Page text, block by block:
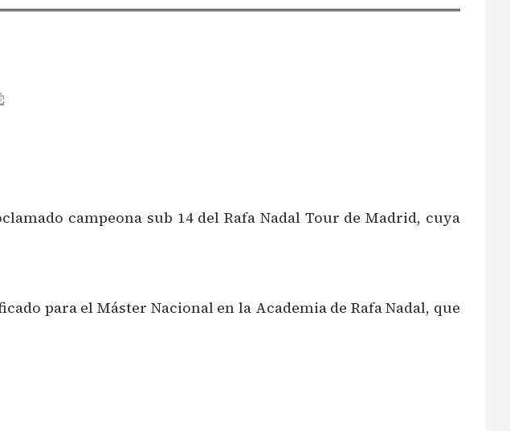
campeona sub 14 del Rafa Nadal Tour de Madrid, cuya
para el Máster Nacional en la Academia de Rafa Nadal, que